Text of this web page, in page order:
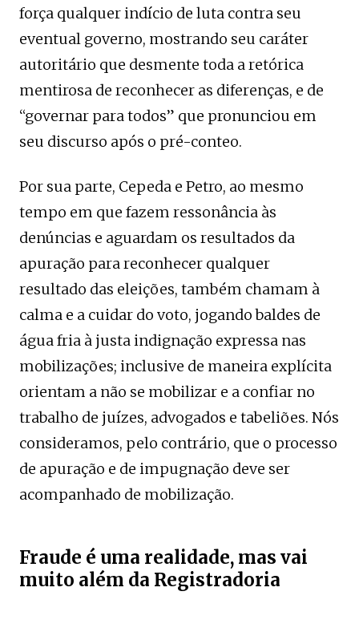
força qualquer indício de luta contra seu
eventual governo, mostrando seu caráter
autoritário que desmente toda a retórica
mentirosa de reconhecer as diferenças, e de
“governar para todos” que pronunciou em
seu discurso após o pré-conteo.
Por sua parte, Cepeda e Petro, ao mesmo
tempo em que fazem ressonância às
denúncias e aguardam os resultados da
apuração para reconhecer qualquer
resultado das eleições, também chamam à
calma e a cuidar do voto, jogando baldes de
água fria à justa indignação expressa nas
mobilizações; inclusive de maneira explícita
orientam a não se mobilizar e a confiar no
trabalho de juízes, advogados e tabeliões. Nós
consideramos, pelo contrário, que o processo
de apuração e de impugnação deve ser
acompanhado de mobilização.
Fraude é uma realidade, mas vai
muito além da Registradoria